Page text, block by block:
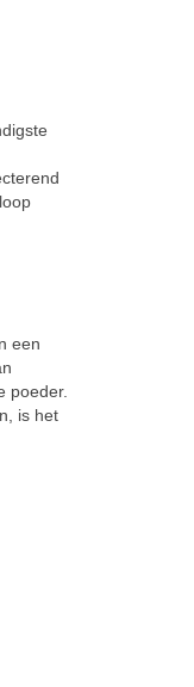
een
poeder.
is het